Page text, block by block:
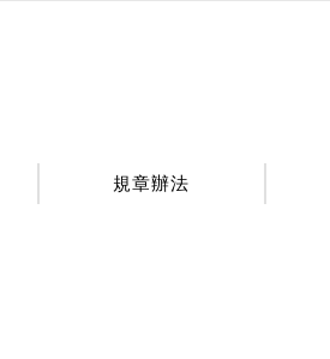
規章辦法